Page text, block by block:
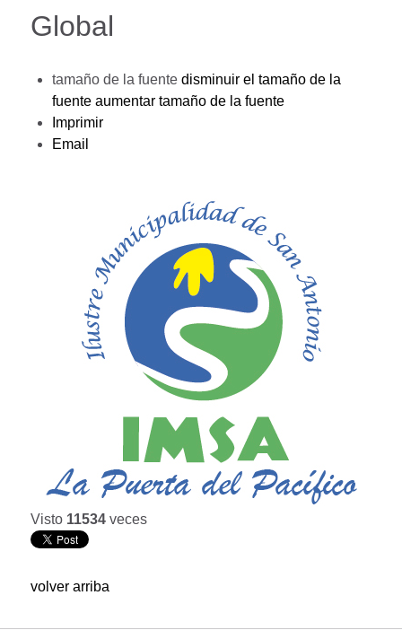
Global
tamaño de la fuente disminuir el tamaño de la
fuente aumentar tamaño de la fuente
Imprimir
Email
Visto 11534 veces
volver arriba